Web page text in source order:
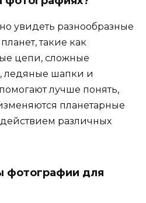
увидеть разнообразные
такие как
цепи, сложные
ледяные шапки и
лучше понять,
планетарные
различных
фотографии для